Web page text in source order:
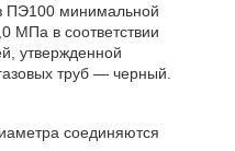
ПЭ100 минимальной
МПа в соответствии
утвержденной
труб — черный.
соединяются